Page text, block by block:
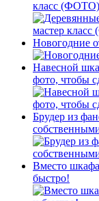
класс (ФОТО)
Новогодние
Навесной
фото, чтобы
Брудер из
Вместо
быстро!